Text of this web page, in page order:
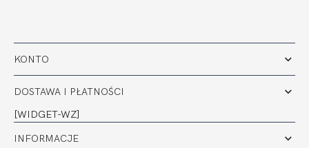
KONTO
DOSTAWA I PŁATNOŚCI
[WIDGET-WZ]
INFORMACJE